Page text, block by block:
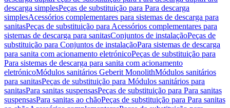
descarga simplesPeças de substituição para Para descarga
simplesAcessórios complementares para sistemas de descarga para
sanitasPeças de substituição para Acessórios complementares para
sistemas de descarga para sanitasConjuntos de instalaçãoPeças de
substituição para Conjuntos de instalaçãoPara sistemas de descarga
para sanita com acionamento eletrónicoPeças de substituição para
Para sistemas de descarga para sanita com acionamento
eletrónicoMódulos sanitários Geberit MonolithMódulos sanitários
para sanitasPeças de substituição para Módulos sanitários para
sanitasPara sanitas suspensasPeças de substituição para Para sanitas
suspensasPara sanitas ao chãoPeças de substituição para Para sanitas